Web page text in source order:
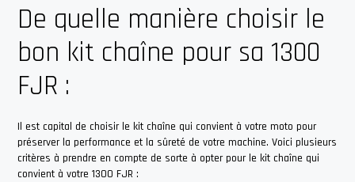
De quelle manière choisir le
bon kit chaîne pour sa 1300
FJR :
Il est capital de choisir le kit chaîne qui convient à votre moto pour
préserver la performance et la sûreté de votre machine. Voici plusieurs
critères à prendre en compte de sorte à opter pour le kit chaîne qui
convient à votre 1300 FJR :